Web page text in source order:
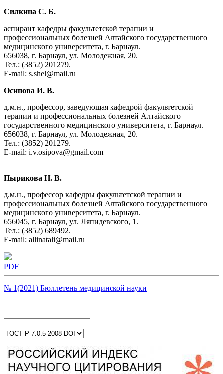
Силкина С. Б.
аспирант кафедры факультетской терапии и
профессиональных болезней Алтайского государственного
медицинского университета, г. Барнаул.
656038, г. Барнаул, ул. Молодежная, 20.
Тел.: (3852) 201279.
E-mail: s.shel@mail.ru
Осипова И. В.
д.м.н., профессор, заведующая кафедрой факультетской
терапии и профессиональных болезней Алтайского
государственного медицинского университета, г. Барнаул.
656038, г. Барнаул, ул. Молодежная, 20.
Тел.: (3852) 201279.
E-mail: i.v.osipova@gmail.com
Пырикова Н. В.
д.м.н., профессор кафедры факультетской терапии и
профессиональных болезней Алтайского государственного
медицинского университета, г. Барнаул.
656045, г. Барнаул, ул. Ляпидевского, 1.
Тел.: (3852) 689492.
E-mail: allinatali@mail.ru
PDF
№ 1(2021) Бюллетень медицинской науки